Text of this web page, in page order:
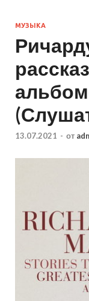
МУЗЫКА
13.07.2021 - от